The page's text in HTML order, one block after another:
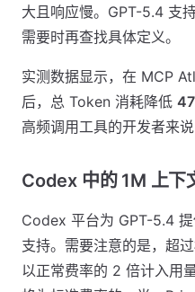
大且响应慢。GPT-5.4 支
需要时再查找具体定义。
实测数据显示，在 MCP
后，总 Token 消耗降低
高频调用工具的开发者来
Codex 中的 1M 上下
Codex 平台为 GPT-5.4 提
支持。需要注意的是，超
以正常费率的 2 倍计入用